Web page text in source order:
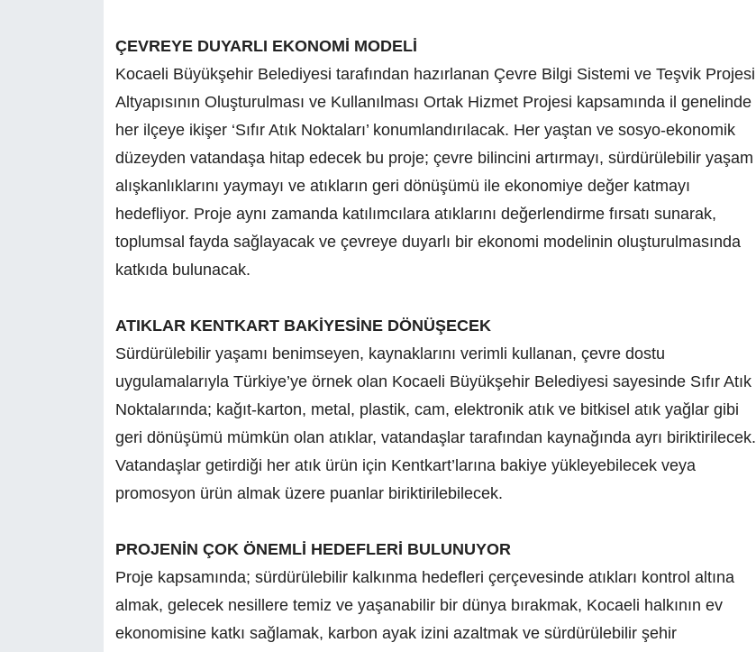
ÇEVREYE DUYARLI EKONOMİ MODELİ
Kocaeli Büyükşehir Belediyesi tarafından hazırlanan Çevre Bilgi Sistemi ve Teşvik Projesi
Altyapısının Oluşturulması ve Kullanılması Ortak Hizmet Projesi kapsamında il genelinde
her ilçeye ikişer ‘Sıfır Atık Noktaları’ konumlandırılacak. Her yaştan ve sosyo-ekonomik
düzeyden vatandaşa hitap edecek bu proje; çevre bilincini artırmayı, sürdürülebilir yaşam
alışkanlıklarını yaymayı ve atıkların geri dönüşümü ile ekonomiye değer katmayı
hedefliyor. Proje aynı zamanda katılımcılara atıklarını değerlendirme fırsatı sunarak,
toplumsal fayda sağlayacak ve çevreye duyarlı bir ekonomi modelinin oluşturulmasında
katkıda bulunacak.
ATIKLAR KENTKART BAKİYESİNE DÖNÜŞECEK
Sürdürülebilir yaşamı benimseyen, kaynaklarını verimli kullanan, çevre dostu
uygulamalarıyla Türkiye’ye örnek olan Kocaeli Büyükşehir Belediyesi sayesinde Sıfır Atık
Noktalarında; kağıt-karton, metal, plastik, cam, elektronik atık ve bitkisel atık yağlar gibi
geri dönüşümü mümkün olan atıklar, vatandaşlar tarafından kaynağında ayrı biriktirilecek.
Vatandaşlar getirdiği her atık ürün için Kentkart’larına bakiye yükleyebilecek veya
promosyon ürün almak üzere puanlar biriktirilebilecek.
PROJENİN ÇOK ÖNEMLİ HEDEFLERİ BULUNUYOR
Proje kapsamında; sürdürülebilir kalkınma hedefleri çerçevesinde atıkları kontrol altına
almak, gelecek nesillere temiz ve yaşanabilir bir dünya bırakmak, Kocaeli halkının ev
ekonomisine katkı sağlamak, karbon ayak izini azaltmak ve sürdürülebilir şehir